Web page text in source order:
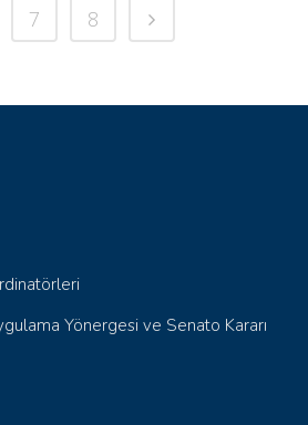
7 8
Yönergesi ve Senato Kararı